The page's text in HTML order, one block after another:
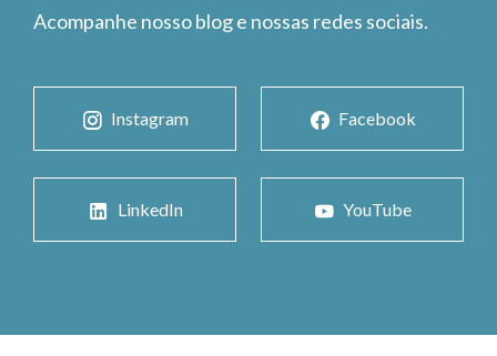
Acompanhe nosso blog e nossas redes sociais.
Instagram Facebook
LinkedIn YouTube